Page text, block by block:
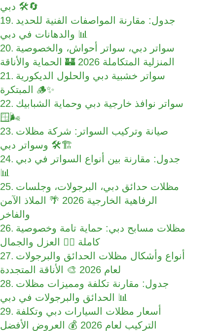
دبي 🛠️🔄
جدول: مقارنة المواصفات الفنية للحديد
والدهانات في دبي 📊
سواتر دبي، سواتر أحواش، والخصوصية
المنزلية المتكاملة 2026 🏰 الحماية والأناقة
سواتر خشبية دبي والحلول الديكورية
المبتكرة 🪵✨
سواتر نوافذ خارجية دبي وحماية الشبابيك
🪟🌬️
صيانة وتركيب السواتر: شركة مظلات
وسواتر دبي 🛠️🏗️
جدول: مقارنة بين أنواع السواتر في دبي
📊
مظلات حدائق دبي، البرجولات، وجلسات
الرفاهية الخارجية 2026 🌴 الملاذ الآمن
والفاخر
مظلات مسابح دبي: حماية تامة وخصوصية
كاملة 🏊‍♂️ العزل والجمال
أنواع وأشكال مظلات الحدائق والبرجولات
لعام 2026 🎨 الأناقة المتجددة
جدول: مقارنة تكلفة ومميزات مظلات
الحدائق والبرجولات في دبي 📊
أسعار مظلات السيارات دبي وتكلفة
التركيب لعام 2026 💰 العروض الأفضل